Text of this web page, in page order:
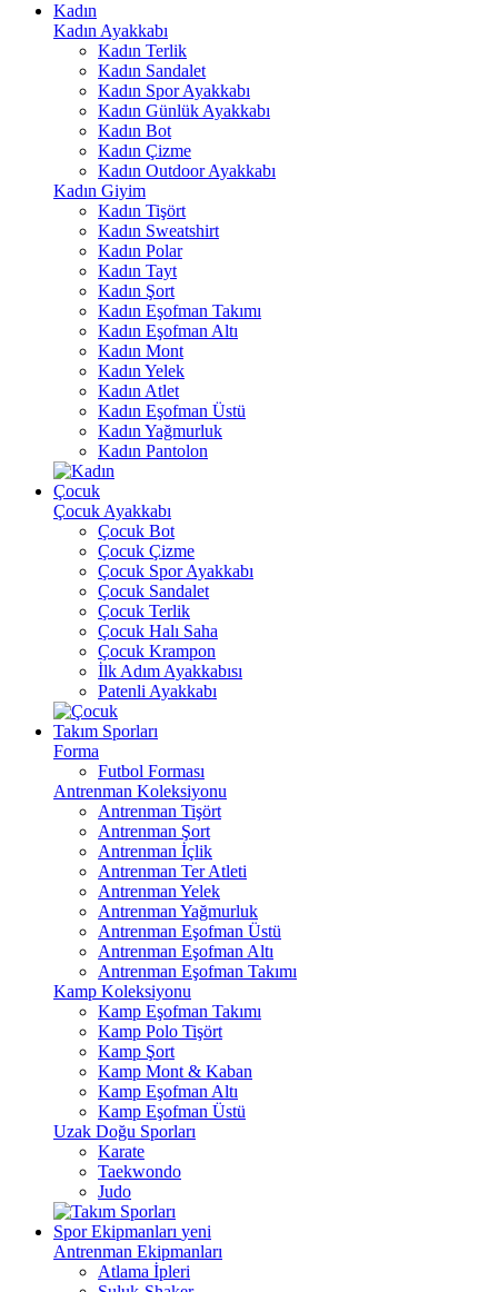
Kadın
Kadın Ayakkabı
Kadın Terlik
Kadın Sandalet
Kadın Spor Ayakkabı
Kadın Günlük Ayakkabı
Kadın Bot
Kadın Çizme
Kadın Outdoor Ayakkabı
Kadın Giyim
Kadın Tişört
Kadın Sweatshirt
Kadın Polar
Kadın Tayt
Kadın Şort
Kadın Eşofman Takımı
Kadın Eşofman Altı
Kadın Mont
Kadın Yelek
Kadın Atlet
Kadın Eşofman Üstü
Kadın Yağmurluk
Kadın Pantolon
Çocuk
Çocuk Ayakkabı
Çocuk Bot
Çocuk Çizme
Çocuk Spor Ayakkabı
Çocuk Sandalet
Çocuk Terlik
Çocuk Halı Saha
Çocuk Krampon
İlk Adım Ayakkabısı
Patenli Ayakkabı
Takım Sporları
Forma
Futbol Forması
Antrenman Koleksiyonu
Antrenman Tişört
Antrenman Şort
Antrenman İçlik
Antrenman Ter Atleti
Antrenman Yelek
Antrenman Yağmurluk
Antrenman Eşofman Üstü
Antrenman Eşofman Altı
Antrenman Eşofman Takımı
Kamp Koleksiyonu
Kamp Eşofman Takımı
Kamp Polo Tişört
Kamp Şort
Kamp Mont & Kaban
Kamp Eşofman Altı
Kamp Eşofman Üstü
Uzak Doğu Sporları
Karate
Taekwondo
Judo
Spor Ekipmanları yeni
Antrenman Ekipmanları
Atlama İpleri